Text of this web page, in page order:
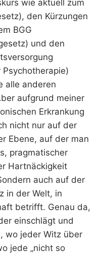
wie aktuell zum
den Kürzungen
BGG
und den
alle anderen
aufgrund meiner
Erkrankung
nicht nur auf der
Ebene, auf der man
pragmatischer
Hartnäckigkeit
auch auf der
in der Welt, in
betrifft. Genau da,
einschlägt und
wo jeder Witz über
jede „nicht so